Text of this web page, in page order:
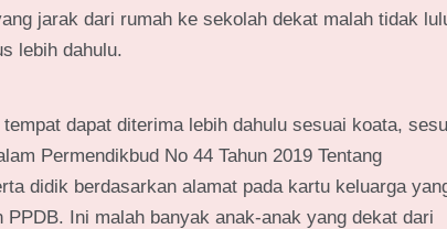
jarak dari rumah ke sekolah dekat malah tidak
lebih dahulu.
dapat diterima lebih dahulu sesuai koata,
Permendikbud No 44 Tahun 2019 Tentang
didik berdasarkan alamat pada kartu keluarga
Ini malah banyak anak-anak yang dekat dari